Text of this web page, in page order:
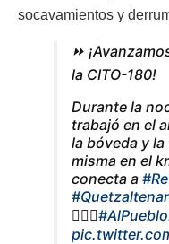
socavamientos y
⏩
la CITO-180!
Durante la
trabajó en el
la bóveda y
misma en el
conecta a
👷🏽‍♂️